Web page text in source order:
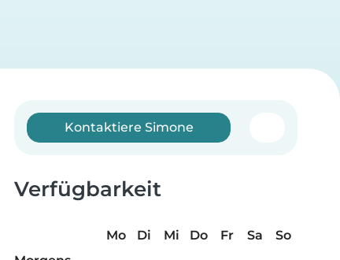
Kontaktiere Simone
Verfügbarkeit
Mo Di Mi Do Fr Sa
So